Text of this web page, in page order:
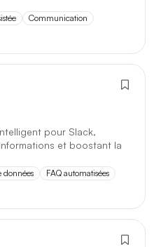
Communication
pour Slack,
et boostant la
données
FAQ automatisées